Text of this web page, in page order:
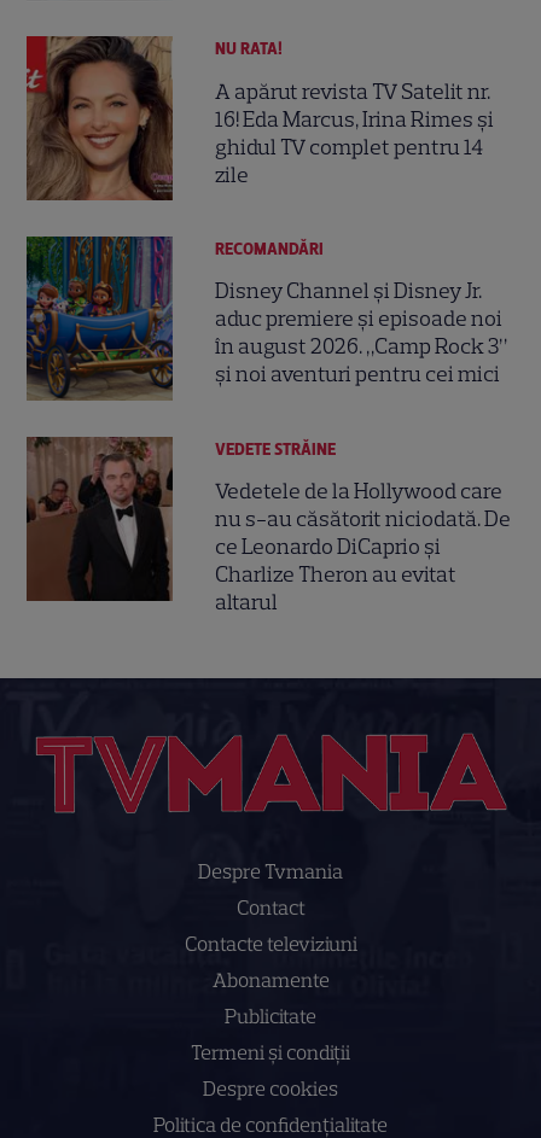
NU RATA!
A apărut revista TV Satelit nr.
16! Eda Marcus, Irina Rimes și
ghidul TV complet pentru 14
zile
RECOMANDĂRI
Disney Channel și Disney Jr.
aduc premiere și episoade noi
în august 2026. „Camp Rock 3”
și noi aventuri pentru cei mici
VEDETE STRĂINE
Vedetele de la Hollywood care
nu s-au căsătorit niciodată. De
ce Leonardo DiCaprio și
Charlize Theron au evitat
altarul
Despre Tvmania
Contact
Contacte televiziuni
Abonamente
Publicitate
Termeni și condiții
Despre cookies
Politica de confidenţialitate